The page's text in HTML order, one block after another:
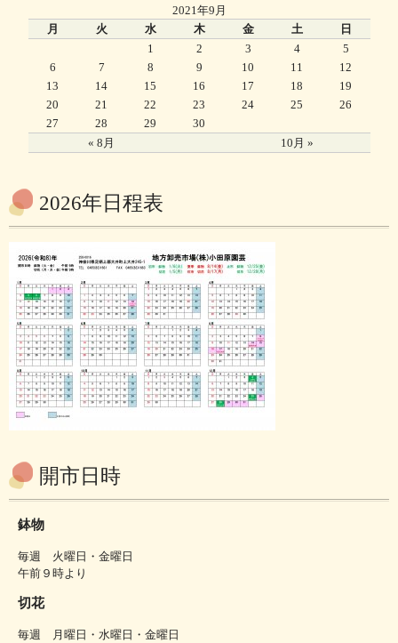
2021年9月
月
火 水 木 金 土 日
« 8月 10月 »
1 2 3 4
5
6
7 8 9 10 11
12
13
14 15 16 17 18
19
20
21 22 23 24 25
26
27
28 29 30
2026年日程表
開市日時
鉢物
毎週 火曜日・金曜日
午前９時より
切花
毎週 月曜日・水曜日・金曜日